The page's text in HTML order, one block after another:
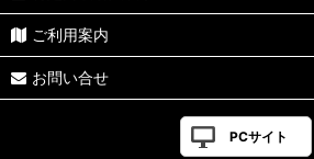
ご利用案内
お問い合せ
PCサイト